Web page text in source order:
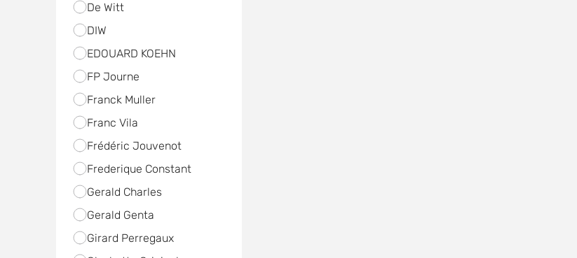
De Witt
DIW
EDOUARD KOEHN
FP Journe
Franck Muller
Franc Vila
Frédéric Jouvenot
Frederique Constant
Gerald Charles
Gerald Genta
Girard Perregaux